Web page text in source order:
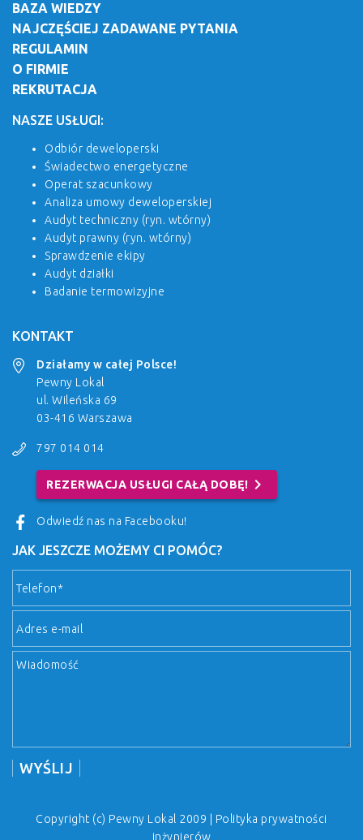
BAZA WIEDZY
NAJCZĘŚCIEJ ZADAWANE PYTANIA
REGULAMIN
O FIRMIE
REKRUTACJA
NASZE USŁUGI:
Odbiór deweloperski
Świadectwo energetyczne
Operat szacunkowy
Analiza umowy deweloperskiej
Audyt techniczny (ryn. wtórny)
Audyt prawny (ryn. wtórny)
Sprawdzenie ekipy
Audyt działki
Badanie termowizyjne
KONTAKT
Działamy w całej Polsce!
Pewny Lokal
ul. Wileńska 69
03-416 Warszawa
797 014 014
REZERWACJA USŁUGI CAŁĄ DOBĘ! chevron_right
Odwiedź nas na Facebooku!
JAK JESZCZE MOŻEMY CI POMÓC?
Copyright (c) Pewny Lokal 2009 | Polityka prywatności
inżynierów